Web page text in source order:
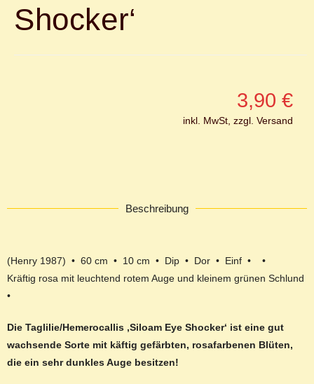
Shocker‘
3,90 €
inkl. MwSt, zzgl. Versand
Beschreibung
(Henry 1987) • 60 cm • 10 cm • Dip • Dor • Einf • •
Kräftig rosa mit leuchtend rotem Auge und kleinem grünen Schlund
•
Die Taglilie/Hemerocallis ‚Siloam Eye Shocker‘ ist eine gut
wachsende Sorte mit käftig gefärbten, rosafarbenen Blüten,
die ein sehr dunkles Auge besitzen!